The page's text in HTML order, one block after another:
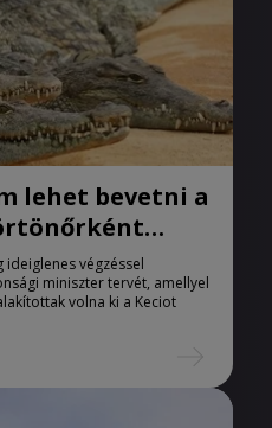
lehet bevetni a
végzéssel
miniszter tervét, amellyel
volna ki a Keciot